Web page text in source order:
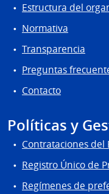
Estructura del
Normativa
Transparencia
Preguntas
Contacto
Políticas y
Contrataciones del
Registro Único de
Regímenes de